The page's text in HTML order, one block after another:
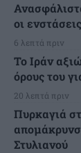
οι ενστάσεις
6 λεπτά πριν
Το Ιράν
όρους του
20 λεπτά πριν
Πυρκαγιά
Στυλιανού